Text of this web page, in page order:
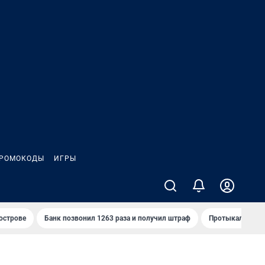
ИГРЫ
Банк позвонил 1263 раза и получил штраф Протыкал